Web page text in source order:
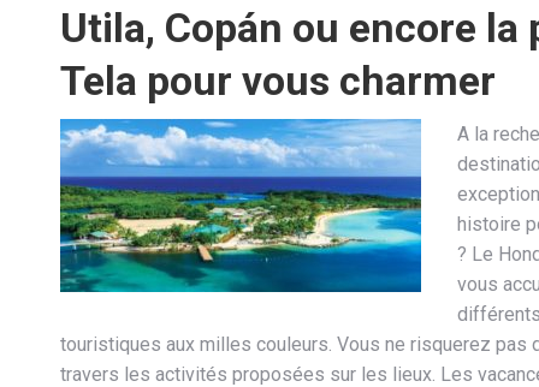
Utila, Copán ou encore la
Tela pour vous charmer
A la
histoire
? Le
vous
touristiques aux milles couleurs. Vous ne risquerez pas
travers les activités proposées sur les lieux. Les